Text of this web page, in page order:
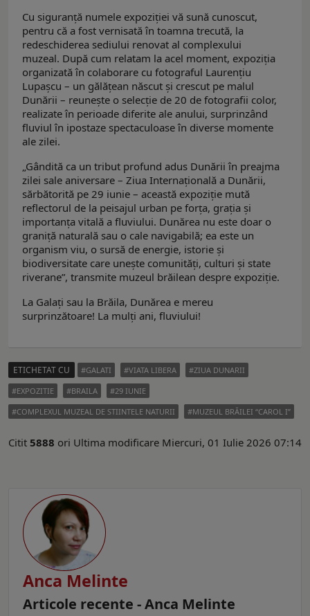
Cu siguranță numele expoziției vă sună cunoscut,
pentru că a fost vernisată în toamna trecută, la
redeschiderea sediului renovat al complexului
muzeal. După cum relatam la acel moment, expoziția
organizată în colaborare cu fotograful Laurențiu
Lupașcu – un gălățean născut și crescut pe malul
Dunării – reunește o selecție de 20 de fotografii color,
realizate în perioade diferite ale anului, surprinzând
fluviul în ipostaze spectaculoase în diverse momente
ale zilei.
„Gândită ca un tribut profund adus Dunării în preajma
zilei sale aniversare – Ziua Internațională a Dunării,
sărbătorită pe 29 iunie – această expoziție mută
reflectorul de la peisajul urban pe forța, grația și
importanța vitală a fluviului. Dunărea nu este doar o
graniță naturală sau o cale navigabilă; ea este un
organism viu, o sursă de energie, istorie și
biodiversitate care unește comunități, culturi și state
riverane”, transmite muzeul brăilean despre expoziție.
La Galați sau la Brăila, Dunărea e mereu
surprinzătoare! La mulți ani, fluviului!
ETICHETAT CU GALATI VIATA LIBERA
ZIUA DUNARII
EXPOZITIE
BRAILA
29 IUNIE
COMPLEXUL MUZEAL DE STIINTELE NATURII
MUZEUL BRĂILEI “CAROL I”
Citit 5888 ori Ultima modificare Miercuri, 01 Iulie 2026 07:14
Anca Melinte
Articole recente - Anca Melinte